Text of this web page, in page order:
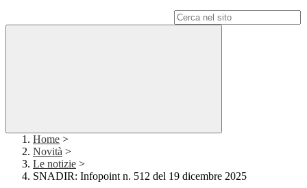
Home >
Novità >
Le notizie >
SNADIR: Infopoint n. 512 del 19 dicembre 2025